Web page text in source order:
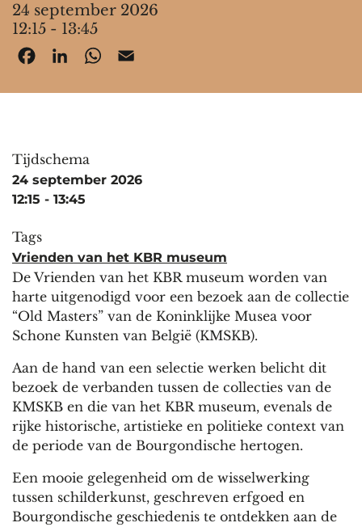
24 september 2026
12:15 - 13:45
FacebookLinkedInWhatsApp
Tijdschema
24 september 2026
12:15 - 13:45
Tags
Vrienden van het KBR museum
De Vrienden van het KBR museum worden van
harte uitgenodigd voor een bezoek aan de collectie
“Old Masters” van de Koninklijke Musea voor
Schone Kunsten van België (KMSKB).
Aan de hand van een selectie werken belicht dit
bezoek de verbanden tussen de collecties van de
KMSKB en die van het KBR museum, evenals de
rijke historische, artistieke en politieke context van
de periode van de Bourgondische hertogen.
Een mooie gelegenheid om de wisselwerking
tussen schilderkunst, geschreven erfgoed en
Bourgondische geschiedenis te ontdekken aan de